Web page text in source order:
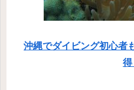
沖縄でダイビング初心者
得